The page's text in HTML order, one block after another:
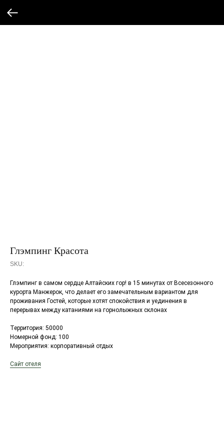
Глэмпинг Красота
SKU:
Глэмпинг в самом сердце Алтайских гор! в 15 минутах от Всесезонного
курорта Манжерок, что делает его замечательным вариантом для
проживания Гостей, которые хотят спокойствия и уединения в
перерывах между катаниями на горнолыжных склонах
Территория: 50000
Номерной фонд: 100
Мероприятия: корпоративный отдых
Сайт отеля